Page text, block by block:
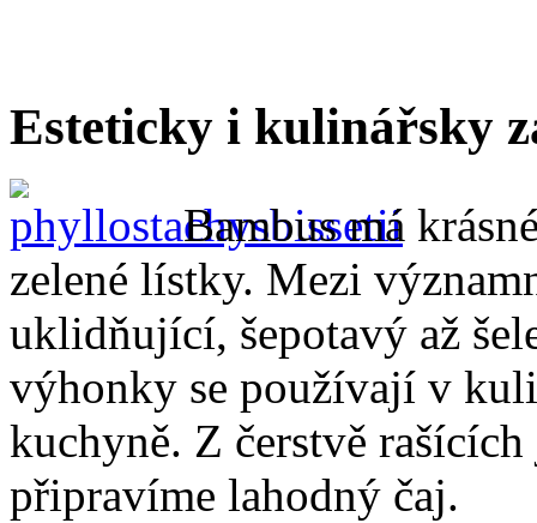
Esteticky i kulinářsky
Bambus má
zelené lístky. Mezi
uklidňující, šepotavý až
výhonky se používají v
kuchyně. Z čerstvě
připravíme lahodný čaj.